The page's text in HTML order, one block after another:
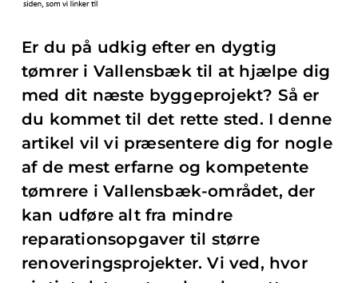
Er du på udkig efter en dygtig
tømrer i Vallensbæk til at hjælpe dig
med dit næste byggeprojekt? Så er
du kommet til det rette sted. I denne
artikel vil vi præsentere dig for nogle
af de mest erfarne og kompetente
tømrere i Vallensbæk-området, der
kan udføre alt fra mindre
reparationsopgaver til større
renoveringsprojekter. Vi ved, hvor